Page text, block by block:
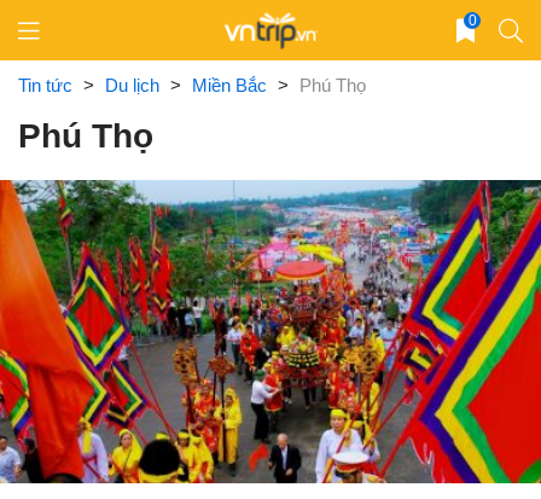
content
0
Tin tức > Du lịch > Miền Bắc > Phú Thọ
Phú Thọ